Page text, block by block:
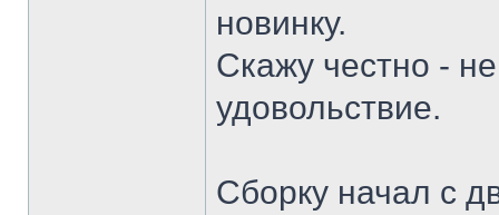
новинку.
Скажу честно -
удовольствие.
Сборку начал с